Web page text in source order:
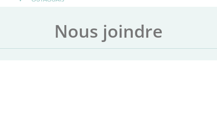
Nous joindre